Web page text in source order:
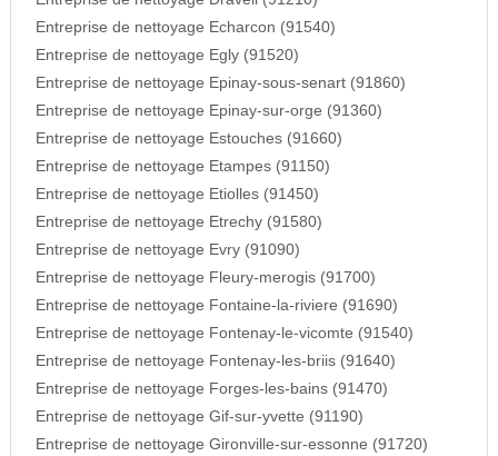
Entreprise de nettoyage Echarcon (91540)
Entreprise de nettoyage Egly (91520)
Entreprise de nettoyage Epinay-sous-senart (91860)
Entreprise de nettoyage Epinay-sur-orge (91360)
Entreprise de nettoyage Estouches (91660)
Entreprise de nettoyage Etampes (91150)
Entreprise de nettoyage Etiolles (91450)
Entreprise de nettoyage Etrechy (91580)
Entreprise de nettoyage Evry (91090)
Entreprise de nettoyage Fleury-merogis (91700)
Entreprise de nettoyage Fontaine-la-riviere (91690)
Entreprise de nettoyage Fontenay-le-vicomte (91540)
Entreprise de nettoyage Fontenay-les-briis (91640)
Entreprise de nettoyage Forges-les-bains (91470)
Entreprise de nettoyage Gif-sur-yvette (91190)
Entreprise de nettoyage Gironville-sur-essonne (91720)